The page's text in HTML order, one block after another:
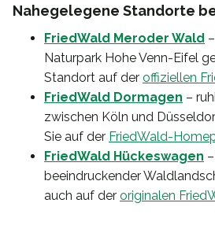
Nahegelegene Standorte
FriedWald Meroder Wald
Naturpark Hohe Venn-Eifel
Standort auf der offiziellen
FriedWald Dormagen –
zwischen Köln und
Sie auf der FriedWald-
FriedWald Hückeswagen
beeindruckender
auch auf der originalen